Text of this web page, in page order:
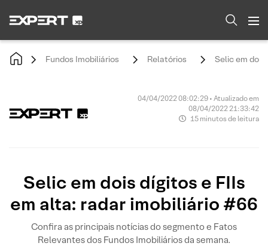
Fundos Imobiliários Relatórios Selic em
04/04/2022 08:02:29 • Atualizado em
08/04/2022 21:33:42
15 minutos de leitura
Selic em dois dígitos e FIIs
em alta: radar imobiliário #66
Confira as principais notícias do segmento e Fatos
Relevantes dos Fundos Imobiliários da semana.